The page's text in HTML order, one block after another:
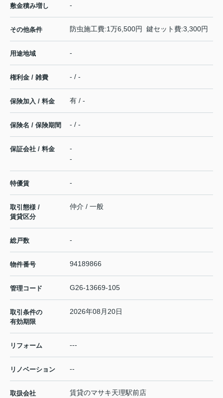
敷金積み増し -
その他条件 防虫施工費:1万6,500円 鍵セット費:3,300円
用途地域 -
権利金 / 雑費 - / -
保険加入 / 料金 有 / -
保険名 / 保険期間 - / -
保証会社 / 料金
-
-
特優賃 -
取引態様 /
賃貸区分
仲介 / 一般
総戸数 -
物件番号 94189866
管理コード G26-13669-105
取引条件の
有効期限
2026年08月20日
リフォーム ---
リノベーション --
取扱会社
賃貸のマサキ天理駅前店